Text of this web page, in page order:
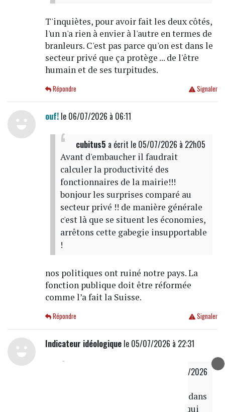
T'inquiètes, pour avoir fait les deux côtés,
l'un n'a rien à envier à l'autre en termes de
branleurs. C'est pas parce qu'on est dans le
secteur privé que ça protège ... de l'être
humain et de ses turpitudes.
Signaler
Répondre
ouf!le 06/07/2026 à 06:11
cubitus5 a écrit le 05/07/2026 à 22h05
Avant d'embaucher il faudrait
calculer la productivité des
fonctionnaires de la mairie!!!
bonjour les surprises comparé au
secteur privé !! de manière générale
c'est là que se situent les économies,
arrêtons cette gabegie insupportable
!
nos politiques ont ruiné notre pays. La
fonction publique doit être réformée
comme l’a fait la Suisse.
Signaler
Répondre
Indicateur idéologiquele 05/07/2026 à 22:31
le 05/07/2026
j 'ai vu qu 'il faisait honte même dans
son parti , le genre de personne qui